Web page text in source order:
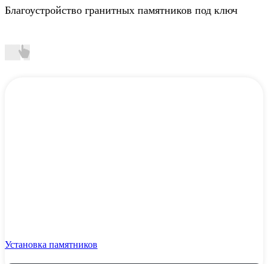
Благоустройство гранитных памятников под ключ
Установка памятников